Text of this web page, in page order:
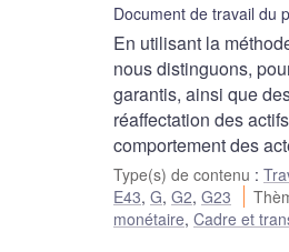
Document de travail du
En utilisant la
nous distinguons,
garantis, ainsi que
réaffectation des
comportement des
Type(s) de contenu :
E43, G, G2, G23
monétaire, Cadre et